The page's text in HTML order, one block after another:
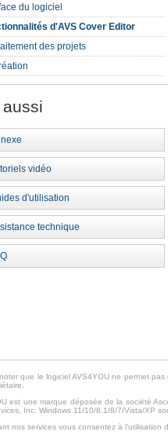
du logiciel
d'AVS Cover Editor
des projets
vidéo
d'utilisation
technique
que le logiciel AVS4YOU ne permet
est une marque déposée de la société
Inc. Windows 11/10/8.1/8/7/Vista/XP
nos services vous consentez à l'utilisation